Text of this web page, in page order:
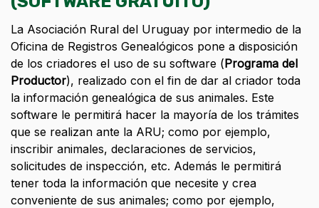
La Asociación Rural del Uruguay por intermedio de la
Oficina de Registros Genealógicos pone a disposición
de los criadores el uso de su software (Programa del
Productor), realizado con el fin de dar al criador toda
la información genealógica de sus animales. Este
software le permitirá hacer la mayoría de los trámites
que se realizan ante la ARU; como por ejemplo,
inscribir animales, declaraciones de servicios,
solicitudes de inspección, etc. Además le permitirá
tener toda la información que necesite y crea
conveniente de sus animales; como por ejemplo,